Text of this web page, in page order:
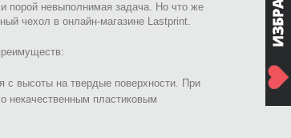
порой невыполнимая задача. Но что же
чехол в онлайн-магазине Lastprint.
с высоты на твердые поверхности. При
некачественным пластиковым